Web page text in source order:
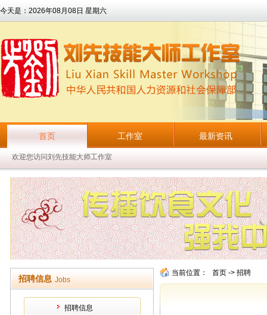
今天是： 2026年08月08日 星期六
首页
欢迎您访问刘先技能大师工作室
工作室 最新资讯
招聘信息 Jobs
招聘信息
当前位置： 首页 -> 招聘